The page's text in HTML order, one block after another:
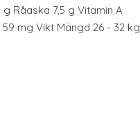
Råaska 7,5 g Vitamin A
59 mg Vikt Mängd 26 - 32 kg